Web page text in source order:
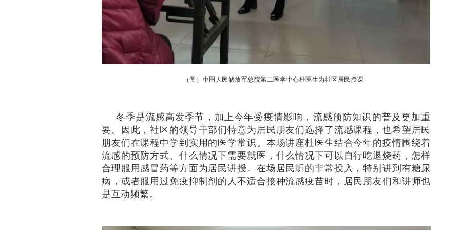
（图）中国人民解放军总院第二医学中心杜医生为社区居民授课
冬季是流感高发季节，加上今年受疫情影响，流感预防知识的普及更加重
要。因此，社区的领导干部们特意为居民朋友们选择了流感课程，也希望居民
朋友们在课程中学到实用的医学常识。本场讲座杜医生结合今年的疫情围绕着
流感的预防方式、什么情况下需要就医，什么情况下可以自行吃退烧药，怎样
合理服用感冒药等方面为居民讲授。在场居民听的非常投入，特别讲到有糖尿
病，或者服用过免疫抑制剂的人不适合接种流感疫苗时，居民朋友们和讲师也
是互动频繁。